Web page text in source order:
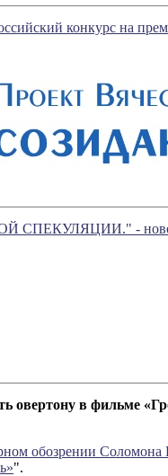
конкурс на
- новое в
овертону в фильме
обозрении
".